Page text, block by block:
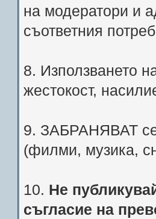
на модератори и
съответния
8. Използването
жестокост,
9. ЗАБРАНЯВАТ се
(филми, музика,
10. Не
съгласие на